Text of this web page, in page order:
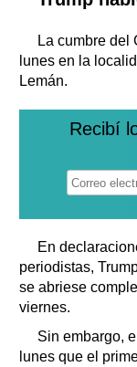
La cumbre del
lunes en la
Lemán.
Recibí
En
periodistas,
se abriese
viernes.
Sin embargo,
lunes que el